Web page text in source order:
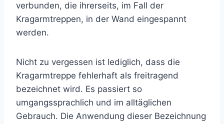
verbunden, die ihrerseits, im Fall der
Kragarmtreppen, in der Wand eingespannt
werden.
Nicht zu vergessen ist lediglich, dass die
Kragarmtreppe fehlerhaft als freitragend
bezeichnet wird. Es passiert so
umgangssprachlich und im alltäglichen
Gebrauch. Die Anwendung dieser Bezeichnung